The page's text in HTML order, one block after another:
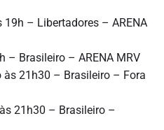
– Libertadores – ARENA
– Brasileiro – ARENA MRV
21h30 – Brasileiro – Fora
21h30 – Brasileiro –